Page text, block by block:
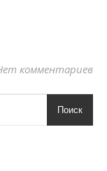
комментариев
Поиск